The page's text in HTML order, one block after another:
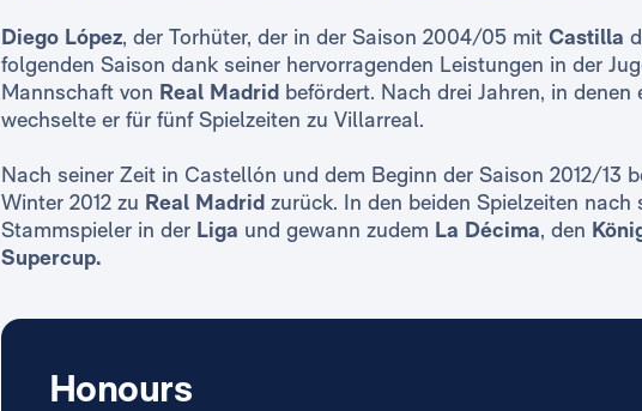
Diego López, der Torhüter, der in der Saison 2004/05 mit Castilla
folgenden Saison dank seiner hervorragenden Leistungen in der
Mannschaft von Real Madridbefördert. Nach drei Jahren, in denen
wechselte er für fünf Spielzeiten zu Villarreal.
Nach seiner Zeit in Castellón und dem Beginn der Saison 2012/13
Winter 2012 zu Real Madridzurück. In den beiden Spielzeiten nach
Stammspieler in der Liga und gewann zudem La Décima, den
Supercup.
Honours